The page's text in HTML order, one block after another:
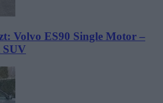
Volvo ES90 Single Motor –
SUV